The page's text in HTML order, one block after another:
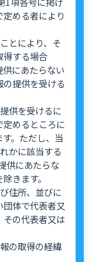
める者により
とにより、そ
得する場合
にあたらない
提供を受ける
供を受けるに
めるところに
。ただし、当
かに該当する
供にあたらな
きます。
住所、並びに
体で代表者又
の代表者又は
の取得の経緯